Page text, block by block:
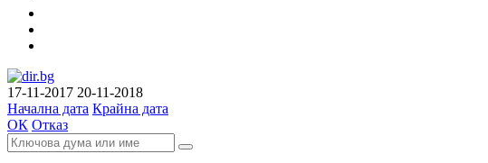
17-11-2017 20-11-2018
Начална дата Крайна дата
ОК Отказ